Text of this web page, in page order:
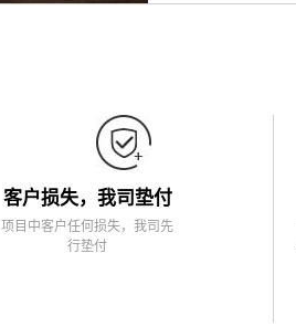
客户损失，我司垫付
项目中客户任何损失，我司先
行垫付